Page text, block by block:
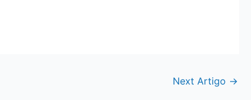
Next Artigo →